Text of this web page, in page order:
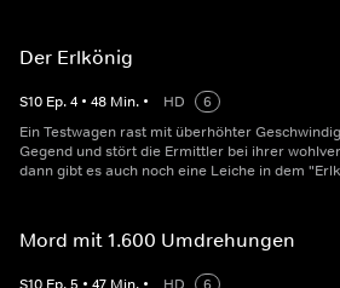
Der Erlkönig
S10 Ep.4 • 48 Min. • HD
6
Ein Testwagen rast mit überhöhter
Gegend und stört die Ermittler bei ihrer
dann gibt es auch noch eine Leiche in dem
Mord mit 1.600 Umdrehungen